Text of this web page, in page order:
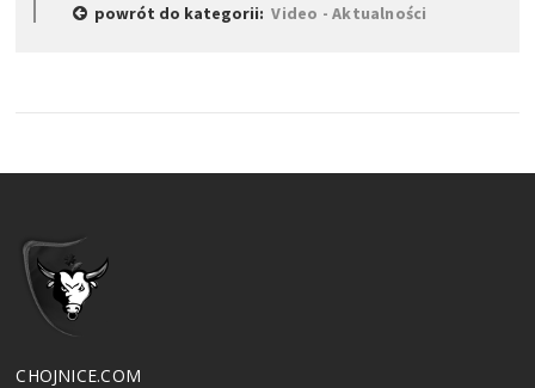
powrót do kategorii:Video - Aktualności
CHOJNICE.COM